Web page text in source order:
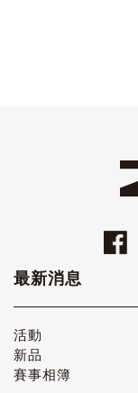
最新消息
活動
新品
賽事相簿